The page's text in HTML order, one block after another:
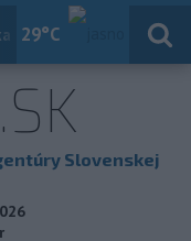
29°C
Slovensko
.SK
Slovenskej